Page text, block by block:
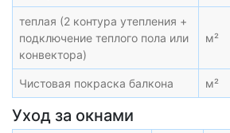
теплая (2 контура утепления +
подключение теплого пола или
конвектора)
м²
Чистовая покраска балкона м²
Уход за окнами